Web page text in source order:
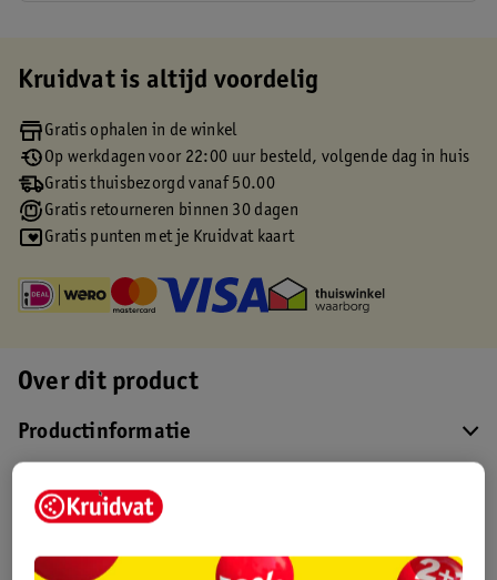
Kruidvat is altijd voordelig
Gratis ophalen in de winkel
Op werkdagen voor 22:00 uur besteld, volgende dag in huis
Gratis thuisbezorgd vanaf 50.00
Gratis retourneren binnen 30 dagen
Gratis punten met je Kruidvat kaart
Over dit product
Productinformatie
Etiketinformatie
Nature Impact Score